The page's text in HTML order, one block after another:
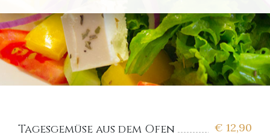
€ 12,90
Tagesgemüse aus dem Ofen